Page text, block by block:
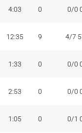
4:03 0 0/0
12:35 9 4/7
1:33 0 0/0
2:53 0 0/0
1:05 0 0/1